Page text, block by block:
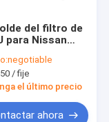
del filtro de
para Nissan
el material
negotiable
50 / fije
el último precio
ahora